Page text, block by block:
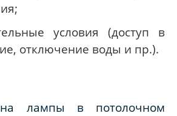
условия (доступ в
отключение воды и пр.).
лампы в потолочном